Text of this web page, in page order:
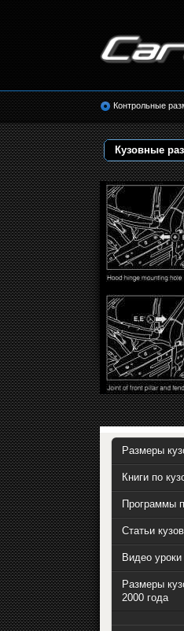
Контрольные
Кузовные
Размеры
Книги по
Программы
Статьи
Видео уроки
Размеры
2000 года